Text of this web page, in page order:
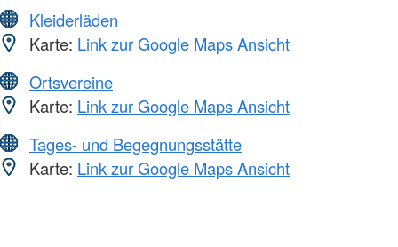
Kleiderläden
Karte: Link zur Google Maps Ansicht
Ortsvereine
Karte: Link zur Google Maps Ansicht
Tages- und Begegnungsstätte
Karte: Link zur Google Maps Ansicht